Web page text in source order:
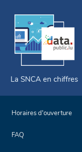
La SNCA en chiffres
Horaires d'ouverture
FAQ